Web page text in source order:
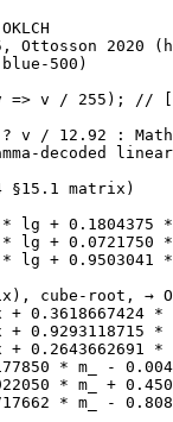
Ottosson
500)
=> v / 255); //
v / 12.92 :
decoded linear-
§15.1 matrix)
* lg + 0.1804375
* lg + 0.0721750
* lg + 0.9503041
cube-root, →
0.3618667424
+ 0.9293118715
0.2643662691
* m_ -
* m_ +
* m_ -